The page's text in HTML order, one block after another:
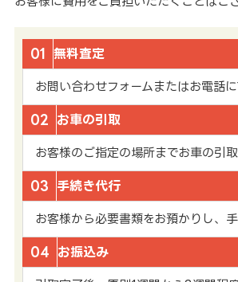
01 無料査定
お問い合わせフォームまたはお電話に
02 お車の引取
お客様のご指定の場所までお車の引取
03 手続き代行
お客様から必要書類をお預かりし、手
04 お振込み